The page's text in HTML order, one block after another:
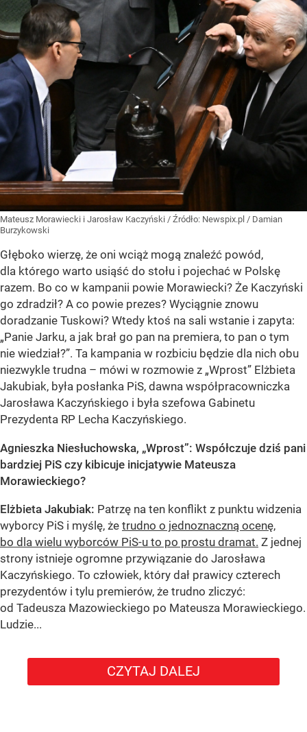
Mateusz Morawiecki i Jarosław Kaczyński / Źródło: Newspix.pl / Damian
Burzykowski
Głęboko wierzę, że oni wciąż mogą znaleźć powód,
dla którego warto usiąść do stołu i pojechać w Polskę
razem. Bo co w kampanii powie Morawiecki? Że Kaczyński
go zdradził? A co powie prezes? Wyciągnie znowu
doradzanie Tuskowi? Wtedy ktoś na sali wstanie i zapyta:
„Panie Jarku, a jak brał go pan na premiera, to pan o tym
nie wiedział?”. Ta kampania w rozbiciu będzie dla nich obu
niezwykle trudna – mówi w rozmowie z „Wprost” Elżbieta
Jakubiak, była posłanka PiS, dawna współpracowniczka
Jarosława Kaczyńskiego i była szefowa Gabinetu
Prezydenta RP Lecha Kaczyńskiego.
Agnieszka Niesłuchowska, „Wprost”: Współczuje dziś pani
bardziej PiS czy kibicuje inicjatywie Mateusza
Morawieckiego?
Elżbieta Jakubiak: Patrzę na ten konflikt z punktu widzenia
wyborcy PiS i myślę, że trudno o jednoznaczną ocenę,
bo dla wielu wyborców PiS-u to po prostu dramat. Z jednej
strony istnieje ogromne przywiązanie do Jarosława
Kaczyńskiego. To człowiek, który dał prawicy czterech
prezydentów i tylu premierów, że trudno zliczyć:
od Tadeusza Mazowieckiego po Mateusza Morawieckiego.
Ludzie...
CZYTAJ DALEJ